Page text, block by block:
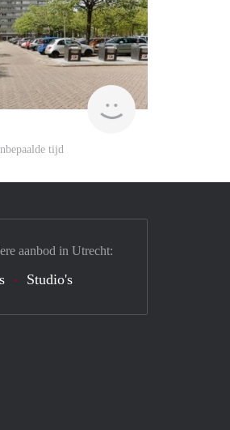
finder
tijd
aanbod in Utrecht:
Studio's